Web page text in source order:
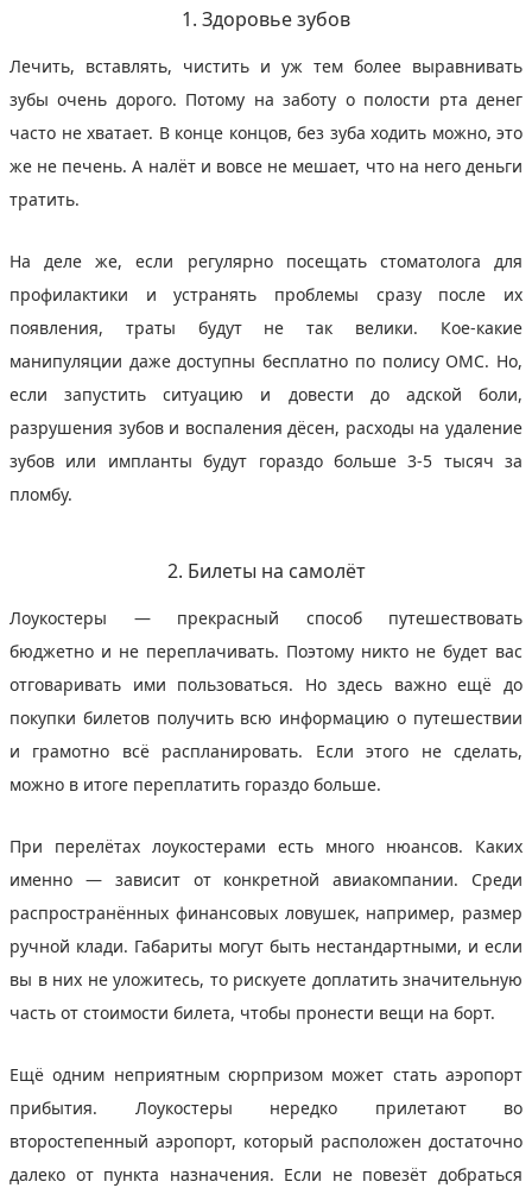
1. Здоровье зубов
Лечить, вставлять, чистить и уж тем более выравнивать
зубы очень дорого. Потому на заботу о полости рта денег
часто не хватает. В конце концов, без зуба ходить можно, это
же не печень. А налёт и вовсе не мешает, что на него деньги
тратить.
На деле же, если регулярно посещать стоматолога для
профилактики и устранять проблемы сразу после их
появления, траты будут не так велики. Кое‑какие
манипуляции даже доступны бесплатно по полису ОМС. Но,
если запустить ситуацию и довести до адской боли,
разрушения зубов и воспаления дёсен, расходы на удаление
зубов или импланты будут гораздо больше 3-5 тысяч за
пломбу.
2. Билеты на самолёт
Лоукостеры — прекрасный способ путешествовать
бюджетно и не переплачивать. Поэтому никто не будет вас
отговаривать ими пользоваться. Но здесь важно ещё до
покупки билетов получить всю информацию о путешествии
и грамотно всё распланировать. Если этого не сделать,
можно в итоге переплатить гораздо больше.
При перелётах лоукостерами есть много нюансов. Каких
именно — зависит от конкретной авиакомпании. Среди
распространённых финансовых ловушек, например, размер
ручной клади. Габариты могут быть нестандартными, и если
вы в них не уложитесь, то рискуете доплатить значительную
часть от стоимости билета, чтобы пронести вещи на борт.
Ещё одним неприятным сюрпризом может стать аэропорт
прибытия. Лоукостеры нередко прилетают во
второстепенный аэропорт, который расположен достаточно
далеко от пункта назначения. Если не повезёт добраться